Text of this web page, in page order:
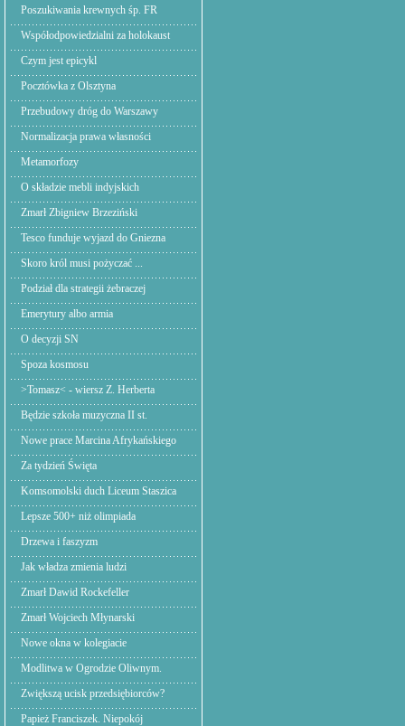
Poszukiwania krewnych śp. FR
Współodpowiedzialni za holokaust
Czym jest epicykl
Pocztówka z Olsztyna
Przebudowy dróg do Warszawy
Normalizacja prawa własności
Metamorfozy
O składzie mebli indyjskich
Zmarł Zbigniew Brzeziński
Tesco funduje wyjazd do Gniezna
Skoro król musi pożyczać ...
Podział dla strategii żebraczej
Emerytury albo armia
O decyzji SN
Spoza kosmosu
>Tomasz< - wiersz Z. Herberta
Będzie szkoła muzyczna II st.
Nowe prace Marcina Afrykańskiego
Za tydzień Święta
Komsomolski duch Liceum Staszica
Lepsze 500+ niż olimpiada
Drzewa i faszyzm
Jak władza zmienia ludzi
Zmarł Dawid Rockefeller
Zmarł Wojciech Młynarski
Nowe okna w kolegiacie
Modlitwa w Ogrodzie Oliwnym.
Zwiększą ucisk przedsiębiorców?
Papież Franciszek. Niepokój